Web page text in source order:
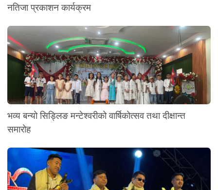
नतिजा प्रकाशन कार्यक्रम
भव्य बन्यो सिड्लिङ मन्टेश्वरीको वार्षिकोत्सव तथा दीक्षान्त
समारोह